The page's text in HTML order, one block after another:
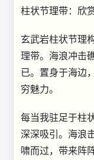
柱状节理带：欣
玄武岩柱状节理
理带。海浪冲击
已。置身于海边
穷魅力。
每当我驻足于柱
深深吸引。海浪
啸而过，带来阵